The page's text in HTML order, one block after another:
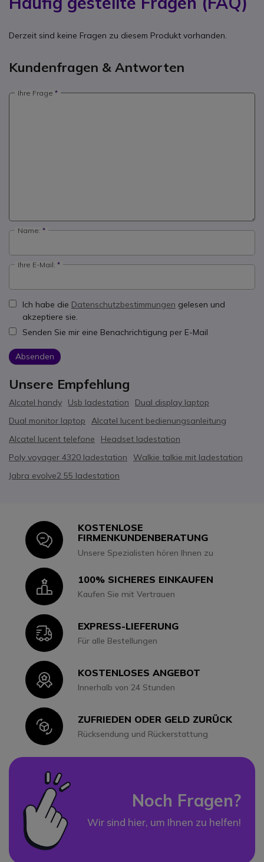
Derzeit sind keine Fragen zu diesem Produkt vorhanden.
Kundenfragen & Antworten
Ihre Frage
Name:
Ihre E-Mail:
Ich habe die Datenschutzbestimmungen gelesen und
akzeptiere sie.
Senden Sie mir eine Benachrichtigung per E-Mail
Absenden
Unsere Empfehlung
Alcatel handy Usb ladestation
Dual display laptop
Dual monitor laptop
Alcatel lucent bedienungsanleitung
Alcatel lucent telefone
Headset ladestation
Poly voyager 4320 ladestation
Walkie talkie mit ladestation
Jabra evolve2 55 ladestation
Icon
KOSTENLOSE
FIRMENKUNDENBERATUNG
Unsere Spezialisten hören Ihnen zu
Icon100% SICHERES EINKAUFEN
Kaufen Sie mit Vertrauen
IconEXPRESS-LIEFERUNG
Für alle Bestellungen
IconKOSTENLOSES ANGEBOT
Innerhalb von 24 Stunden
IconZUFRIEDEN ODER GELD ZURÜCK
Rücksendung und Rückerstattung
Noch Fragen?
Wir sind hier, um Ihnen zu helfen!